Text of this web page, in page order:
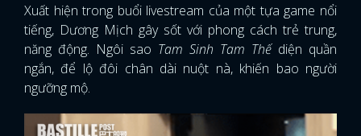
Xuất hiện trong buổi livestream của một tựa game nổi
tiếng, Dương Mịch gây sốt với phong cách trẻ trung,
năng động. Ngôi sao Tam Sinh Tam Thếdiện quần
ngắn, để lộ đôi chân dài nuột nà, khiến bao người
ngưỡng mộ.